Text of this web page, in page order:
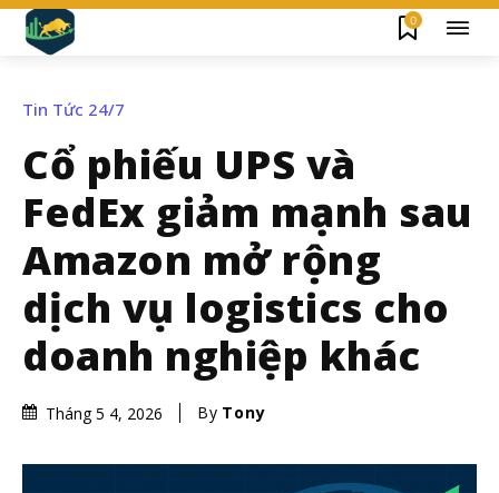
0
Tin Tức 24/7
Cổ phiếu UPS và
FedEx giảm mạnh sau
Amazon mở rộng
dịch vụ logistics cho
doanh nghiệp khác
Tháng 5 4, 2026 By Tony